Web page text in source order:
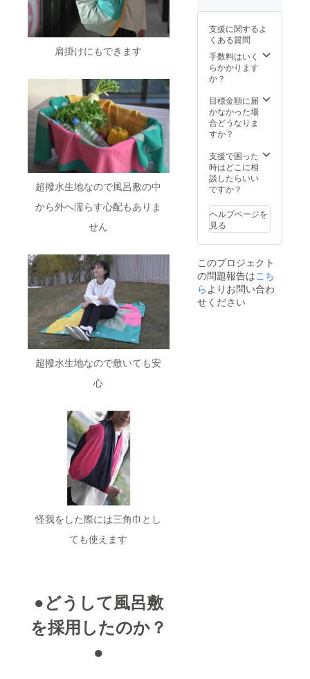
肩掛けにもできます
超撥水生地なので風呂敷の中
から外へ濡らす心配もありま
せん
超撥水生地なので敷いても安
心
怪我をした際には三角巾とし
ても使えます
●どうして風呂敷
を採用したのか？
●
トを3月
お届け
しま
す。 ・
サイ
ズ：
m（平
織）
125×12
5cm（
タ） ・
内容：
風呂敷2
枚 取
書 ・素
材：ポ
リエス
テル
製造上
の都合
により
配送時
期が遅
支援に関するよ
くある質問
手数料はいく
らかかります
か？
目標金額に届
かなかった場
合どうなりま
すか？
支援で困った
時はどこに相
談したらいい
ですか？
ヘルプページを
見る
このプロジェクト
の問題報告はこち
らよりお問い合わ
せください